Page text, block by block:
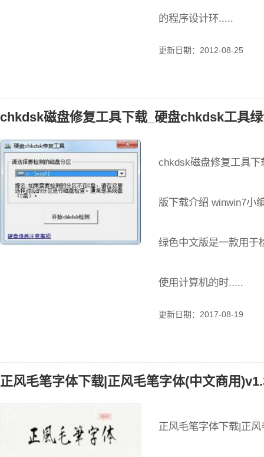
的程序设计环.....
更新日期：2012-08-25
chkdsk磁盘修复工具下载_硬盘chkdsk工具
chkdsk磁盘修复工具
版下载介绍 winwin7小
绿色中文版是一款用于
使用计算机的时.....
更新日期：2017-08-19
正风毛笔字体下载|正风毛笔字体(中文商用
正风毛笔字体下载|正